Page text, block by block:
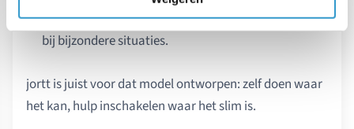
optioneel advies van een boekhoudcoach of fiscalist
bij bijzondere situaties.
jortt is juist voor dat model ontworpen: zelf doen waar
het kan, hulp inschakelen waar het slim is.